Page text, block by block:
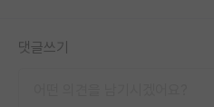
댓글쓰기